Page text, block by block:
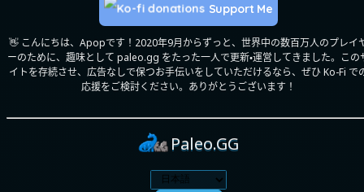
👋 こんにちは、Apopです！2020年9月からずっと、世界中の数百万人のプレイ
ーのために、趣味として paleo.gg をたった一人で更新・運営してきました。この
イトを存続させ、広告なしで保つお手伝いをしていただけるなら、ぜひ Ko-Fi で
応援をご検討ください。ありがとうございます！
Support Me
Paleo.GG